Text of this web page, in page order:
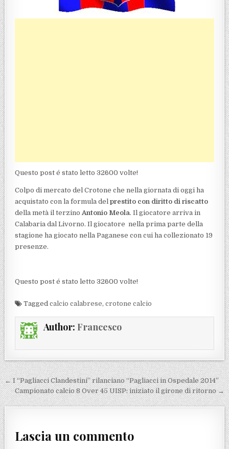
Questo post é stato letto 32600 volte!
Colpo di mercato del Crotone che nella giornata di oggi ha
acquistato con la formula delprestito con diritto di riscatto
della metà il terzino Antonio Meola. Il giocatore arriva in
Calabaria dal Livorno. Il giocatore nella prima parte della
stagione ha giocato nella Paganese con cui ha collezionato 19
presenze.
Questo post é stato letto 32600 volte!
Taggedcalcio calabrese,crotone calcio
Author: Francesco
Navigazione articoli
← I “Pagliacci Clandestini” rilanciano “Pagliacci in Ospedale 2014”
Campionato calcio 8 Over 45 UISP: iniziato il girone di ritorno →
Lascia un commento